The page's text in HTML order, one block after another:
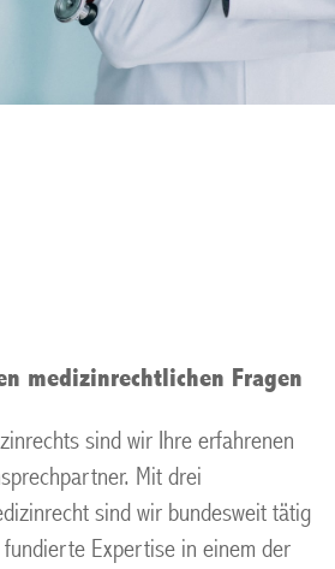
medizinrechtlichen Fragen
sind wir Ihre erfahrenen
Mit drei
sind wir bundesweit tätig
Expertise in einem der